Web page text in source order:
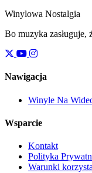
Winylowa Nostalgia
Bo muzyka zasługuje,
Nawigacja
Winyle Na
Wsparcie
Kontakt
Polityka
Warunki